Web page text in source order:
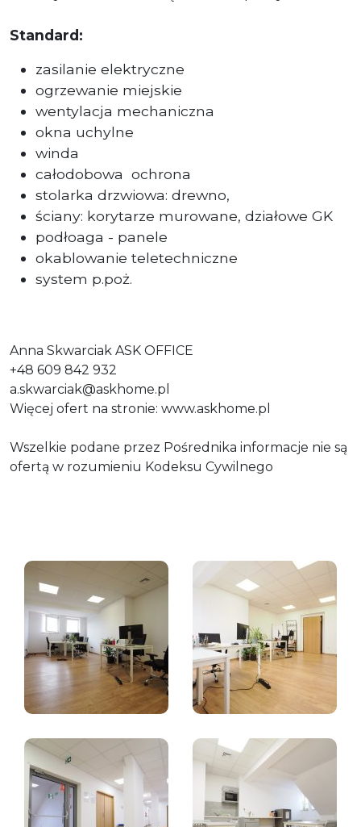
Standard:
zasilanie elektryczne
ogrzewanie miejskie
wentylacja mechaniczna
okna uchylne
winda
całodobowa ochrona
stolarka drzwiowa: drewno,
ściany: korytarze murowane, działowe GK
podłoaga - panele
okablowanie teletechniczne
system p.poż.
Anna Skwarciak ASK OFFICE
+48 609 842 932
a.skwarciak@askhome.pl
Więcej ofert na stronie: www.askhome.pl
Wszelkie podane przez Pośrednika informacje nie są
ofertą w rozumieniu Kodeksu Cywilnego